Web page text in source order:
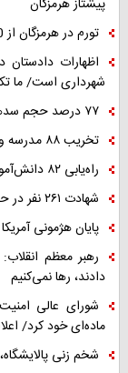
پیشتاز هرمزگان
تورم در هرمزگان از 100 درصد عبور کرد
اظهارات
شهرداری است/ ما
۷۷ درصد حجم سدهای هرمزگان پُر شد
تخریب ۸۸ مدرسه و شهادت ۱۴۹ دانش‌آموز و معلم هرمزگانی
راه‌یابی ۸۲ دانش‌آموز هرمزگانی به مرحله دوم المپیادهای علمی کشور
شهادت ۲۶۱ نفر در حملات دشمن به هرمزگان/ ۱۷۵ نفر زن و کودک
پایان هژمونی
رهبر معظم
دادند، رها نمی‌کنیم
ماده‌ای خود کرد/ اعلام
شخم زنی